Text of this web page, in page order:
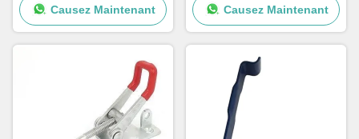
d'estampage de métaux de
haute précision
Causez Maintenant
Hanging Rod & Carton
Causez Maintenant